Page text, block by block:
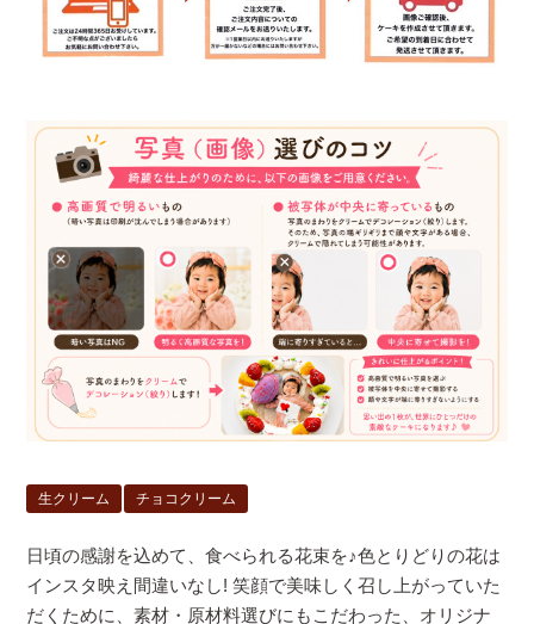
生クリーム チョコクリーム
日頃の感謝を込めて、食べられる花束を♪色とりどりの花は
インスタ映え間違いなし! 笑顔で美味しく召し上がっていた
だくために、素材・原材料選びにもこだわった、オリジナ